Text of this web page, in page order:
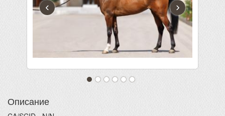
‹ ›
Описание